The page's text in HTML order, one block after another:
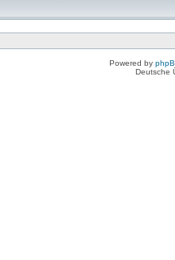
Powered by
Deutsche